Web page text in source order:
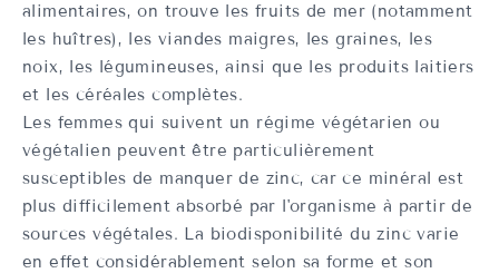
alimentaires, on trouve les fruits de mer (notamment
les huîtres), les viandes maigres, les graines, les
noix, les légumineuses, ainsi que les produits laitiers
et les céréales complètes.
Les femmes qui suivent un régime végétarien ou
végétalien peuvent être particulièrement
susceptibles de manquer de zinc, car ce minéral est
plus difficilement absorbé par l'organisme à partir de
sources végétales. La biodisponibilité du zinc varie
en effet considérablement selon sa forme et son